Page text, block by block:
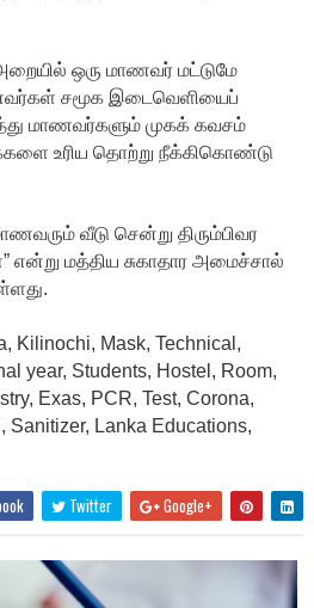
ஒரு மாணவர் மட்டுமே
சமூக இடைவெளியைப்
மாணவர்களும் முகக் கவசம்
உரிய தொற்று நீக்கிகொண்டு
வீடு சென்று திரும்பிவர
என்று மத்திய சுகாதார அமைச்சால்
Kilinochi, Mask, Technical,
year, Students, Hostel, Room,
Exas, PCR, Test, Corona,
Sanitizer, Lanka Educations,
Twitter Google+